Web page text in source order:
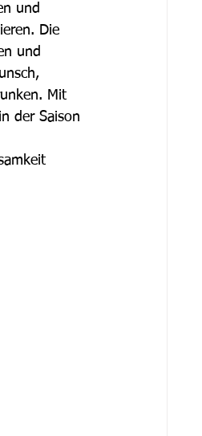
und
Die
und
Mit
der Saison